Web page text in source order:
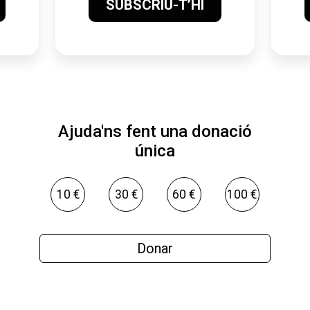
SUBSCRIU-T’HI
Ajuda'ns fent una donació
única
10 € 30 € 60 € 100 €
Donar